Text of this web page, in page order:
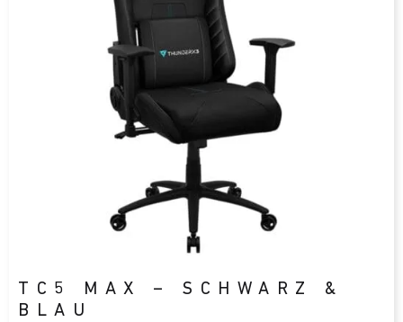
TC5 MAX – SCHWARZ &
BLAU